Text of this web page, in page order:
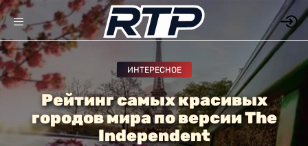
ИНТЕРЕСНОЕ
Рейтинг самых красивых
городов мира по версии The
Independent